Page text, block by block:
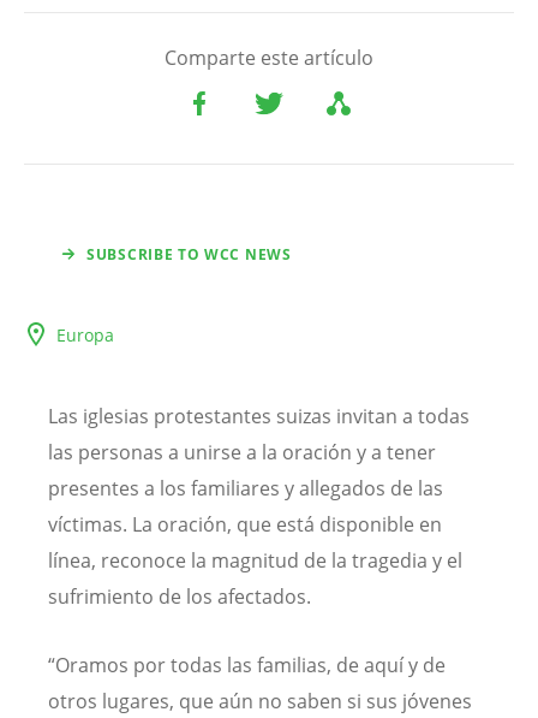
Comparte este artículo
SUBSCRIBE TO WCC NEWS
Europa
Las iglesias protestantes suizas invitan a todas
las personas a unirse a la oración y a tener
presentes a los familiares y allegados de las
víctimas. La oración, que está disponible en
línea, reconoce la magnitud de la tragedia y el
sufrimiento de los afectados.
“Oramos por todas las familias, de aquí y de
otros lugares, que aún no saben si sus jóvenes